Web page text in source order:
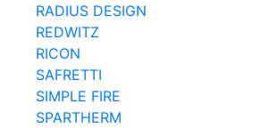
RADIUS DESIGN
REDWITZ
RICON
SAFRETTI
SIMPLE FIRE
SPARTHERM